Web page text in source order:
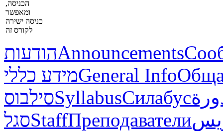
הכניסה,
ומאפשר
כניסה ישירה
לקורס זה
הודעותAnnouncements
מידע כלליGeneral Info
סילבוסSyllabusСилабус
סגלStaffПреподаватели